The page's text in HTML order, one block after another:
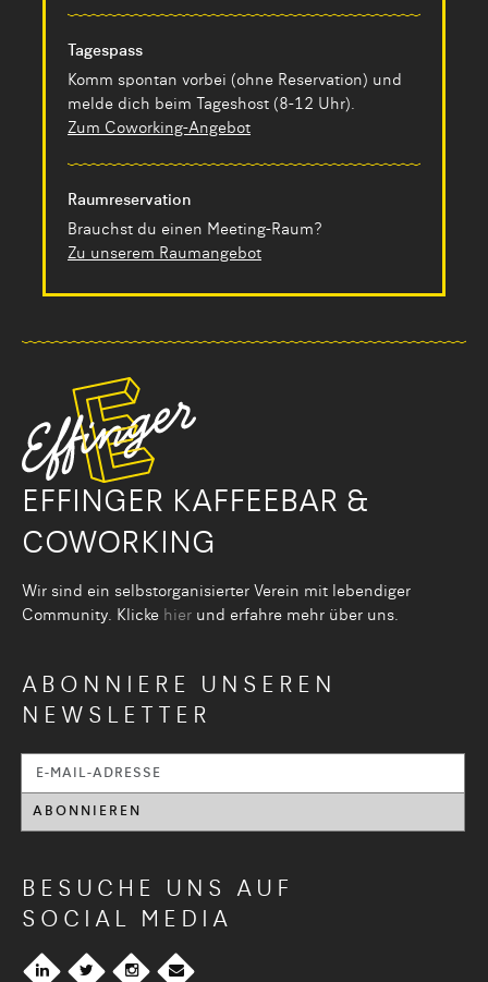
EFFINGER KAFFEEBAR &
COWORKING
Wir sind ein selbstorganisier­ter Verein mit lebendiger
Community. Klicke hier und erfahre mehr über uns.
ABONNIERE UNSEREN
NEWSLETTER
BESUCHE UNS AUF
SOCIAL MEDIA
Tagespass
Komm spontan vorbei (ohne Reservation) und
melde dich beim Tageshost (8-12 Uhr).
Zum Coworking-Angebot
Raumreservation
Brauchst du einen Meeting-Raum?
Zu unserem Raumangebot